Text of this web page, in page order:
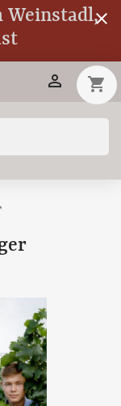
Weinstadl,close
shopping_cart
